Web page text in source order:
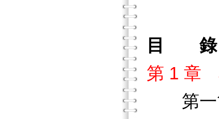
目 錄
第 1 章
第